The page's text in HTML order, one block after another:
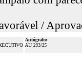
/
Autógrafo:
AU 293/25